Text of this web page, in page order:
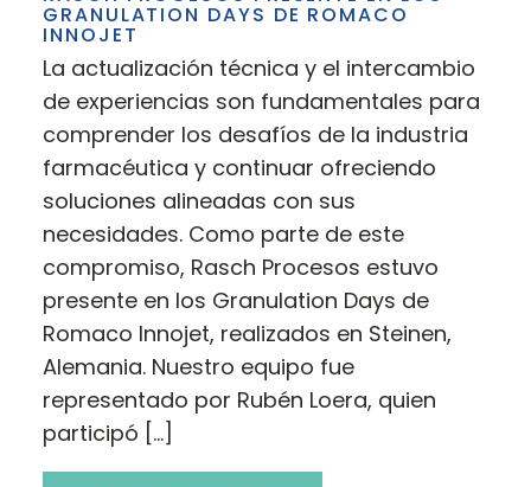
GRANULATION DAYS DE ROMACO
INNOJET
La actualización técnica y el intercambio
de experiencias son fundamentales para
comprender los desafíos de la industria
farmacéutica y continuar ofreciendo
soluciones alineadas con sus
necesidades. Como parte de este
compromiso, Rasch Procesos estuvo
presente en los Granulation Days de
Romaco Innojet, realizados en Steinen,
Alemania. Nuestro equipo fue
representado por Rubén Loera, quien
participó […]